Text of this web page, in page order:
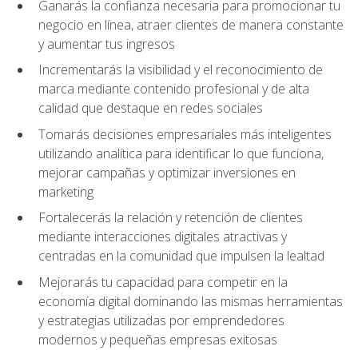
Ganarás la confianza necesaria para promocionar tu
negocio en línea, atraer clientes de manera constante
y aumentar tus ingresos
Incrementarás la visibilidad y el reconocimiento de
marca mediante contenido profesional y de alta
calidad que destaque en redes sociales
Tomarás decisiones empresariales más inteligentes
utilizando analítica para identificar lo que funciona,
mejorar campañas y optimizar inversiones en
marketing
Fortalecerás la relación y retención de clientes
mediante interacciones digitales atractivas y
centradas en la comunidad que impulsen la lealtad
Mejorarás tu capacidad para competir en la
economía digital dominando las mismas herramientas
y estrategias utilizadas por emprendedores
modernos y pequeñas empresas exitosas